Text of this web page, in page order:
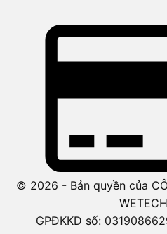
© 2026 - Bản quyền của
GPĐKKD số: